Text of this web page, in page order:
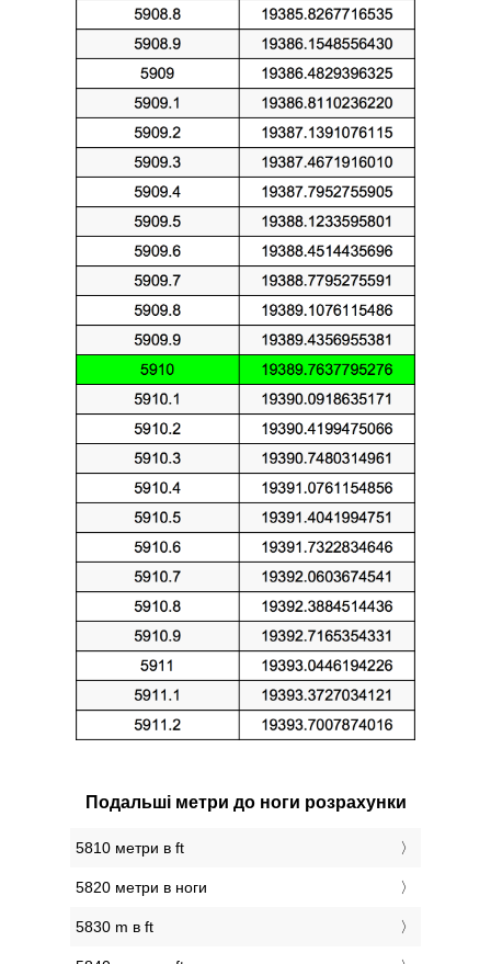
Подальші метри до ноги розрахунки
5810 метри в ft
5820 метри в ноги
5830 m в ft